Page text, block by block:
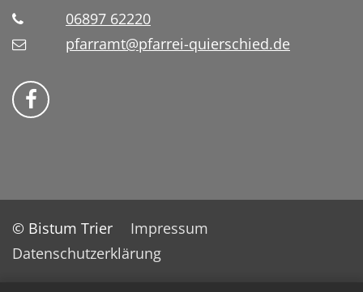
06897 62220
pfarramt@pfarrei-quierschied.de
Bistum Trier auf Facebook
© Bistum Trier
Impressum
Datenschutzerklärung